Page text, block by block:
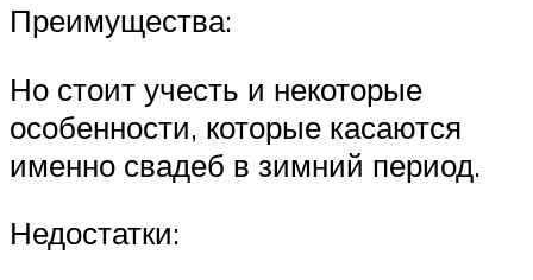
Преимущества:
Но стоит учесть и некоторые
особенности, которые касаются
именно свадеб в зимний период.
Недостатки: